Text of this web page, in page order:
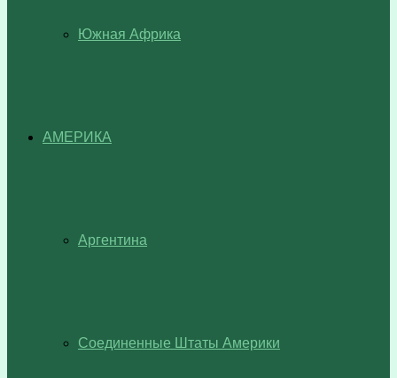
Южная Африка
АМЕРИКА
Аргентина
Соединенные Штаты Америки